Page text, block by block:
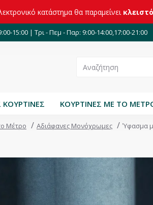
κατάστημα θα παραμείνει κλειστό
15:00 | Τρι - Πεμ - Παρ: 9:00-14:00,17:00-21:00
ΚΟΥΡΤΙΝΕΣ ΚΟΥΡΤΙΝΕΣ ΜΕ ΤΟ
Μέτρο Αδιάφανες Μονόχρωμες Ύφασμα